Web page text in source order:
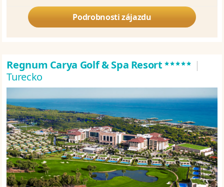
Podrobnosti zájazdu
Regnum Carya Golf & Spa Resort***** |
Turecko